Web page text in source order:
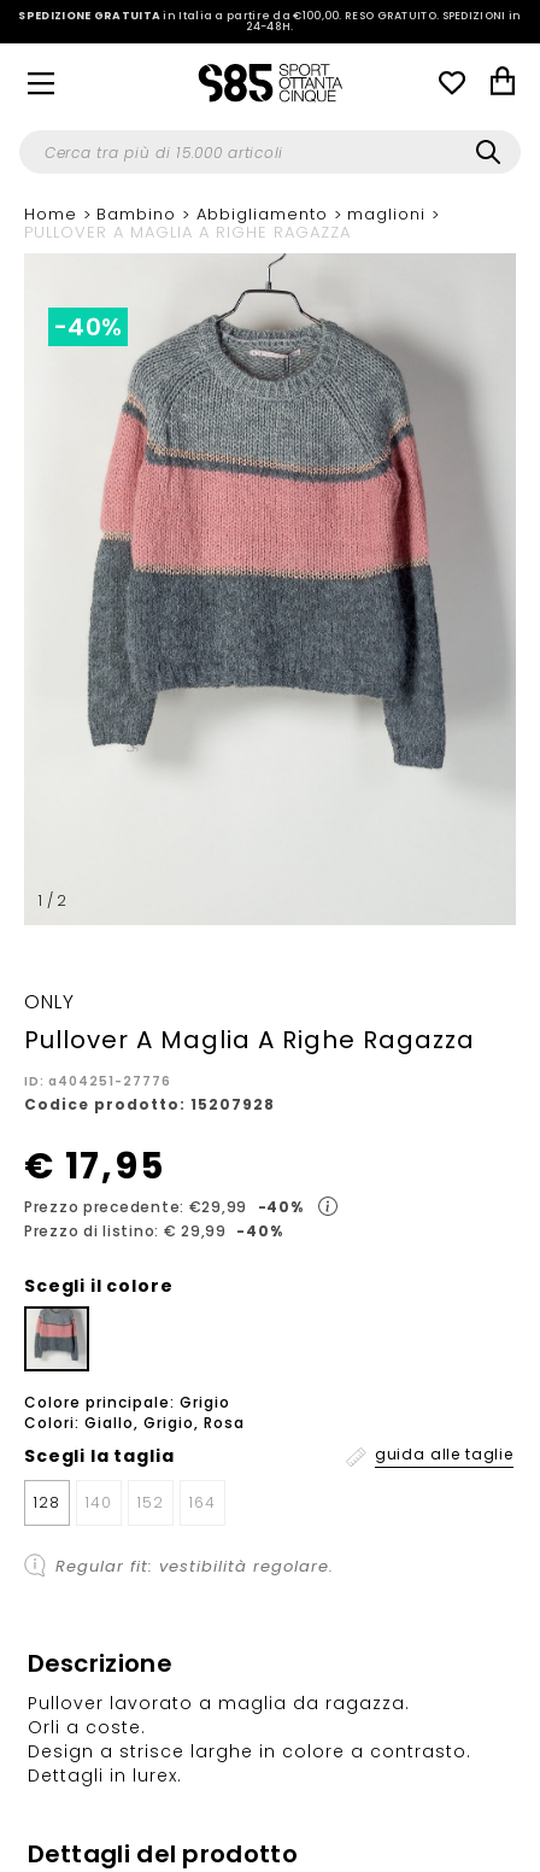
SPEDIZIONE GRATUITAin Italia a partire da €100,00.RESO GRATUITO. SPEDIZIONI in
24-48H.
Home Bambino Abbigliamento maglioni
PULLOVER A MAGLIA A RIGHE RAGAZZA
1 / 2
-40%
ONLY
Pullover A Maglia A Righe Ragazza
ID: a404251-27776
Codice prodotto: 15207928
€ 17,95
Prezzo precedente: €29,99
-40%
Prezzo di listino: € 29,99
-40%
Scegli il colore
Colore principale: Grigio
Colori: Giallo, Grigio, Rosa
Scegli la taglia guida alle taglie
128 140 152 164
Regular fit: vestibilità regolare.
Descrizione
Pullover lavorato a maglia da ragazza.
Orli a coste.
Design a strisce larghe in colore a contrasto.
Dettagli in lurex.
Dettagli del prodotto